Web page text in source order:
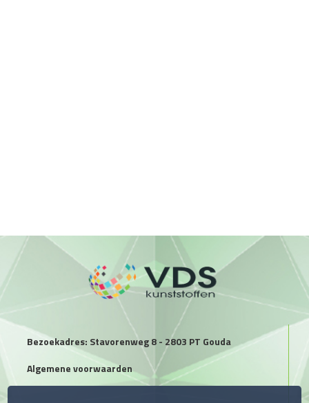
Bezoekadres: Stavorenweg 8 - 2803 PT Gouda
Algemene voorwaarden